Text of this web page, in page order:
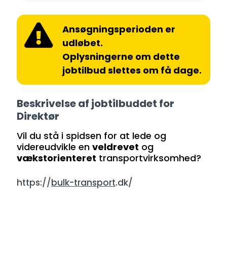
Ansøgningsperioden er
udløbet.
Oplysningerne om dette
jobtilbud slettes om få dage.
Beskrivelse af jobtilbuddet for
Direktør
Vil du stå i spidsen for at lede og
videreudvikle en veldrevet og
vækstorienteret transportvirksomhed?
https://bulk-transport.dk/